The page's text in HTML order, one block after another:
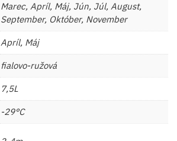
Marec, Apríl, Máj, Jún, Júl, August,
September, Október, November
Apríl, Máj
fialovo-ružová
7,5L
-29°C